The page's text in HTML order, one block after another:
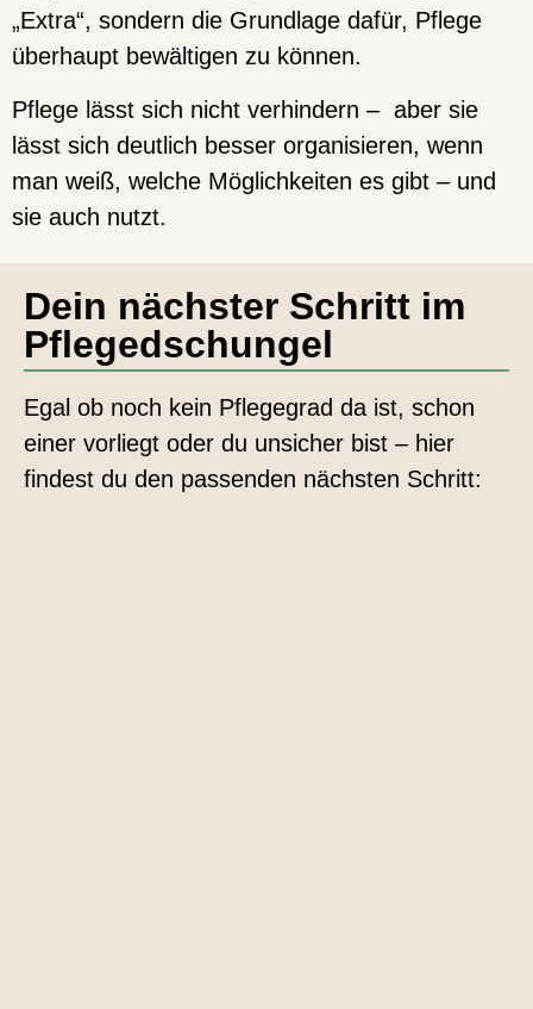
„Extra“, sondern die Grundlage dafür, Pflege
überhaupt bewältigen zu können.
Pflege lässt sich nicht verhindern – aber sie
lässt sich deutlich besser organisieren, wenn
man weiß, welche Möglichkeiten es gibt – und
sie auch nutzt.
Dein nächster Schritt im
Pflegedschungel
Egal ob noch kein Pflegegrad da ist, schon
einer vorliegt oder du unsicher bist – hier
findest du den passenden nächsten Schritt: